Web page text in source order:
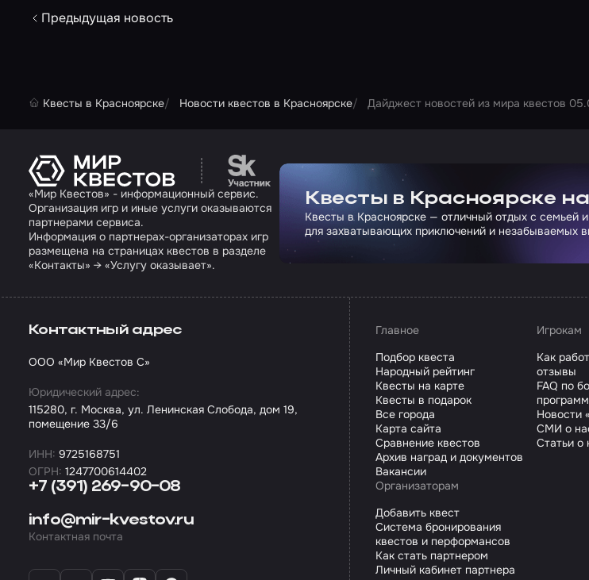
Предыдущая новость
Квесты в Красноярске Новости квестов в Красноярске Дайджест новостей из мира квестов
Перейти на сайт партнера Сколково
«Мир Квестов» - информационный сервис.
Организация игр и иные услуги оказываются
партнерами сервиса.
Информация о партнерах-организаторах игр
размещена на страницах квестов в разделе
«Контакты» → «Услугу оказывает».
Квесты в Красноярске
Квесты в Красноярске — отличный отдых с семьей
для захватывающих приключений и незабываемых
+7 (391) 269-90-08
info@mir-kvestov.ru
Контактная почта
Контактный адрес
ООО «Мир Квестов С»
Юридический адрес:
115280, г. Москва, ул. Ленинская Слобода, дом 19,
помещение 33/6
ИНН: 9725168751
ОГРН: 1247700614402
Главное
Подбор квеста
Народный рейтинг
Квесты на карте
Квесты в подарок
Все города
Карта сайта
Сравнение квестов
Архив наград и документов
Вакансии
Игрокам
Как
отзывы
FAQ по
Новости
СМИ о
Статьи о
Организаторам
Добавить квест
Система бронирования
квестов и перформансов
Как стать партнером
Личный кабинет партнера